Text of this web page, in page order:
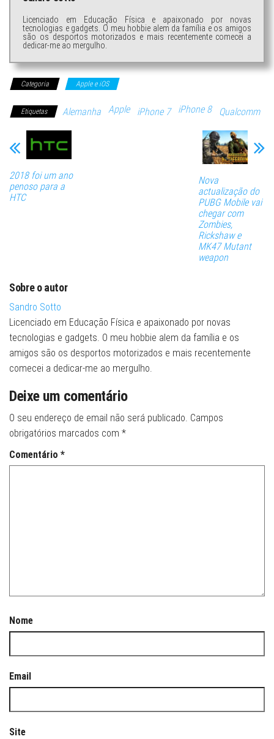
Licenciado em Educação Física e apaixonado por novas
tecnologias e gadgets. O meu hobbie alem da família e os amigos
são os desportos motorizados e mais recentemente comecei a
dedicar-me ao mergulho.
Categoria Apple e iOS
Etiquetas Alemanha Apple iPhone 7 iPhone 8 Qualcomm
2018 foi um ano
penoso para a
HTC
Nova
actualização do
PUBG Mobile vai
chegar com
Zombies,
Rickshaw e
MK47 Mutant
weapon
Sobre o autor
Sandro Sotto
Licenciado em Educação Física e apaixonado por novas
tecnologias e gadgets. O meu hobbie alem da família e os
amigos são os desportos motorizados e mais recentemente
comecei a dedicar-me ao mergulho.
Deixe um comentário
O seu endereço de email não será publicado. Campos
obrigatórios marcados com *
Comentário *
Nome
Email
Site